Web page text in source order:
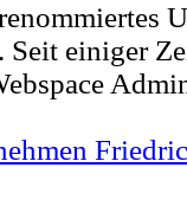
Seit einiger